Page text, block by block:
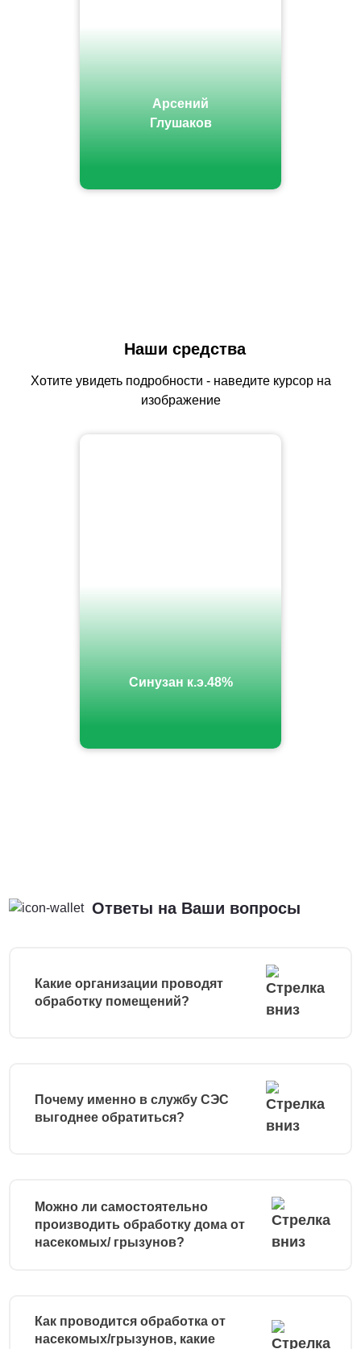
Арсений
Глушаков
Наши средства
Хотите увидеть подробности - наведите курсор на
изображение
Синузан к.э.48%
Ответы на Ваши вопросы
Какие организации проводят
обработку помещений?
Почему именно в службу СЭС
выгоднее обратиться?
Можно ли самостоятельно
производить обработку дома от
насекомых/ грызунов?
Как проводится обработка от
насекомых/грызунов, какие